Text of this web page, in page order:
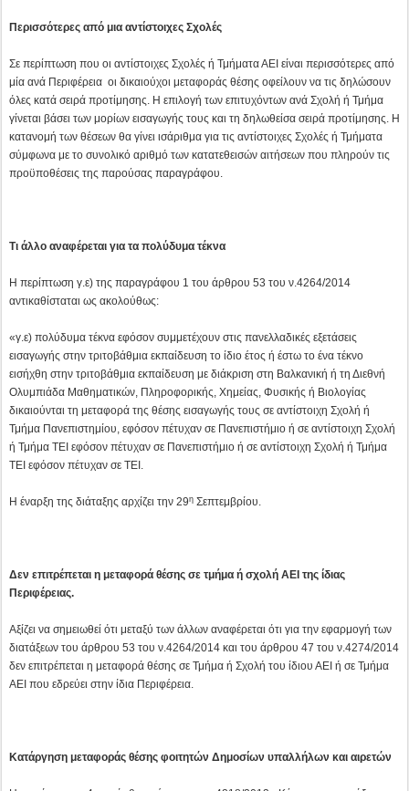
Περισσότερες από μια αντίστοιχες Σχολές
Σε περίπτωση που οι αντίστοιχες Σχολές ή Τμήματα ΑΕΙ είναι περισσότερες από
μία ανά Περιφέρεια οι δικαιούχοι μεταφοράς θέσης οφείλουν να τις δηλώσουν
όλες κατά σειρά προτίμησης. Η επιλογή των επιτυχόντων ανά Σχολή ή Τμήμα
γίνεται βάσει των μορίων εισαγωγής τους και τη δηλωθείσα σειρά προτίμησης. Η
κατανομή των θέσεων θα γίνει ισάριθμα για τις αντίστοιχες Σχολές ή Τμήματα
σύμφωνα με το συνολικό αριθμό των κατατεθεισών αιτήσεων που πληρούν τις
προϋποθέσεις της παρούσας παραγράφου.
Τι άλλο αναφέρεται για τα πολύδυμα τέκνα
Η περίπτωση γ.ε) της παραγράφου 1 του άρθρου 53 του ν.4264/2014
αντικαθίσταται ως ακολούθως:
«γ.ε) πολύδυμα τέκνα εφόσον συμμετέχουν στις πανελλαδικές εξετάσεις
εισαγωγής στην τριτοβάθμια εκπαίδευση το ίδιο έτος ή έστω το ένα τέκνο
εισήχθη στην τριτοβάθμια εκπαίδευση με διάκριση στη Βαλκανική ή τη Διεθνή
Ολυμπιάδα Μαθηματικών, Πληροφορικής, Χημείας, Φυσικής ή Βιολογίας
δικαιούνται τη μεταφορά της θέσης εισαγωγής τους σε αντίστοιχη Σχολή ή
Τμήμα Πανεπιστημίου, εφόσον πέτυχαν σε Πανεπιστήμιο ή σε αντίστοιχη Σχολή
ή Τμήμα ΤΕΙ εφόσον πέτυχαν σε Πανεπιστήμιο ή σε αντίστοιχη Σχολή ή Τμήμα
ΤΕΙ εφόσον πέτυχαν σε ΤΕΙ.
Η έναρξη της διάταξης αρχίζει την 29η Σεπτεμβρίου.
Δεν επιτρέπεται η μεταφορά θέσης σε τμήμα ή σχολή ΑΕΙ της ίδιας
Περιφέρειας.
Αξίζει να σημειωθεί ότι μεταξύ των άλλων αναφέρεται ότι για την εφαρμογή των
διατάξεων του άρθρου 53 του ν.4264/2014 και του άρθρου 47 του ν.4274/2014
δεν επιτρέπεται η μεταφορά θέσης σε Τμήμα ή Σχολή του ίδιου ΑΕΙ ή σε Τμήμα
ΑΕΙ που εδρεύει στην ίδια Περιφέρεια.
Κατάργηση μεταφοράς θέσης φοιτητών Δημοσίων υπαλλήλων και αιρετών